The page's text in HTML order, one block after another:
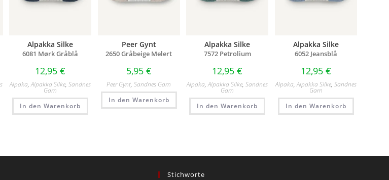
Alpakka Silke
6081 Mørk Gråblå
12,95€
Alpaka,Alpakka Silke,Sandnes
Garn
In den Warenkorb
Peer Gynt
2650 Gråbeige Melert
5,95 €
Peer Gynt,Sandnes Garn
In den Warenkorb
Alpakka Silke
7572 Petrolium
12,95€
Alpaka,Alpakka Silke,Sandnes
Garn
In den Warenkorb
Alpakka Silke
6052 Jeansblå
12,95 €
Alpaka,Alpakka Silke, Sandnes
Garn
In den Warenkorb
Stichworte